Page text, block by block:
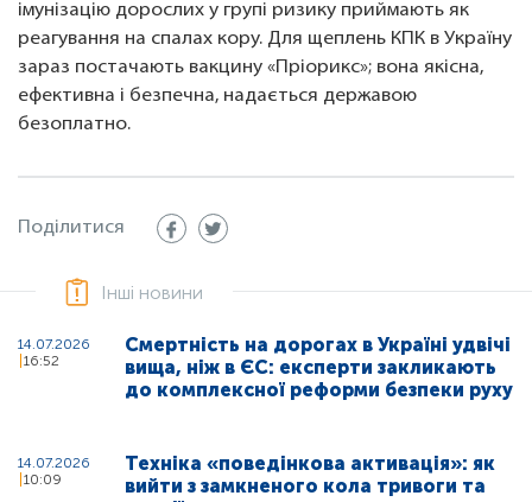
імунізацію дорослих у групі ризику приймають як
реагування на спалах кору. Для щеплень КПК в Україну
зараз постачають вакцину «Пріорикс»; вона якісна,
ефективна і безпечна, надається державою
безоплатно.
Поділитися
Інші новини
14.07.2026
16:52
Смертність на дорогах в Україні удвічі
вища, ніж в ЄС: експерти закликають
до комплексної реформи безпеки руху
14.07.2026
10:09
Техніка «поведінкова активація»: як
вийти з замкненого кола тривоги та